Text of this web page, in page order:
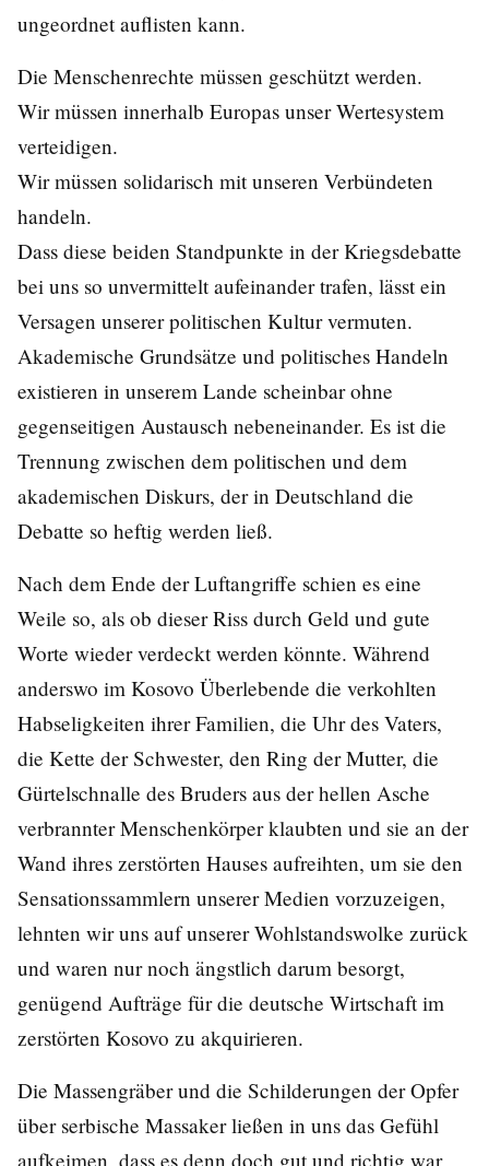
ungeordnet auflisten kann.
Die Menschenrechte müssen geschützt werden.
Wir müssen innerhalb Europas unser Wertesystem
verteidigen.
Wir müssen solidarisch mit unseren Verbündeten
handeln.
Dass diese beiden Standpunkte in der Kriegsdebatte
bei uns so unvermittelt aufeinander trafen, lässt ein
Versagen unserer politischen Kultur vermuten.
Akademische Grundsätze und politisches Handeln
existieren in unserem Lande scheinbar ohne
gegenseitigen Austausch nebeneinander. Es ist die
Trennung zwischen dem politischen und dem
akademischen Diskurs, der in Deutschland die
Debatte so heftig werden ließ.
Nach dem Ende der Luftangriffe schien es eine
Weile so, als ob dieser Riss durch Geld und gute
Worte wieder verdeckt werden könnte. Während
anderswo im Kosovo Überlebende die verkohlten
Habseligkeiten ihrer Familien, die Uhr des Vaters,
die Kette der Schwester, den Ring der Mutter, die
Gürtelschnalle des Bruders aus der hellen Asche
verbrannter Menschenkörper klaubten und sie an der
Wand ihres zerstörten Hauses aufreihten, um sie den
Sensationssammlern unserer Medien vorzuzeigen,
lehnten wir uns auf unserer Wohlstandswolke zurück
und waren nur noch ängstlich darum besorgt,
genügend Aufträge für die deutsche Wirtschaft im
zerstörten Kosovo zu akquirieren.
Die Massengräber und die Schilderungen der Opfer
über serbische Massaker ließen in uns das Gefühl
aufkeimen, dass es denn doch gut und richtig war,